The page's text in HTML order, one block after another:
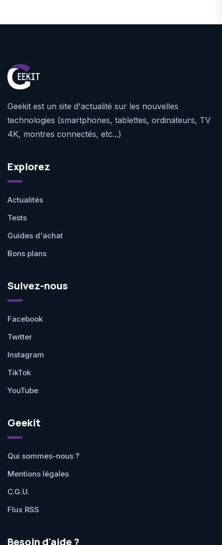
Geekit est un site d'actualité sur les nouvelles
technologies (smartphones, tablettes, ordinateurs, TV
4K, montres connectés, etc...)
Explorez
Actualités
Tests
Guides d'achat
Bons plans
Suivez-nous
Facebook
Twitter
Instagram
TikTok
YouTube
Geekit
Qui sommes-nous ?
Mentions légales
C.G.U.
Flux RSS
Besoin d'aide ?